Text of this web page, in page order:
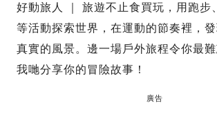
好動旅人 ｜ 旅遊不止食買玩，用跑步
等活動探索世界，在運動的節奏裡，
真實的風景。邊一場戶外旅程令你最
我哋分享你的冒險故事！
廣告